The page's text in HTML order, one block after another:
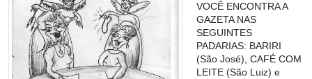
VOCÊ ENCONTRA A
GAZETA NAS
SEGUINTES
PADARIAS: BARIRI
(São José), CAFÉ COM
LEITE (São Luiz) e